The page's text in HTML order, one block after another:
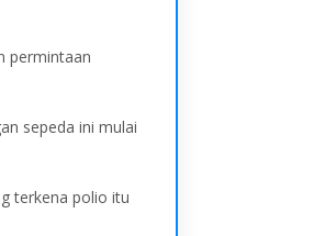
permintaan
sepeda ini mulai
terkena polio itu